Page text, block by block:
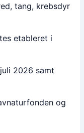
tang, krebsdyr
etableret i
2026 samt
og